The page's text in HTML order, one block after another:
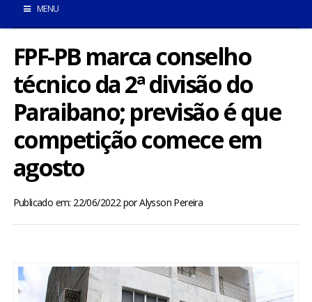
MENU
INÍCIO
POMBAL E REGIÃO
BRASIL
MUNDO
ENTRETENIMENTO
FPF-PB marca conselho
técnico da 2ª divisão do
Paraibano; previsão é que
competição comece em
agosto
Publicado em: 22/06/2022porAlysson Pereira